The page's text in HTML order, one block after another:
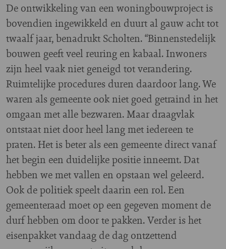
De ontwikkeling van een woningbouwproject is
bovendien ingewikkeld en duurt al gauw acht tot
twaalf jaar, benadrukt Scholten. “Binnenstedelijk
bouwen geeft veel reuring en kabaal. Inwoners
zijn heel vaak niet geneigd tot verandering.
Ruimtelijke procedures duren daardoor lang. We
waren als gemeente ook niet goed getraind in het
omgaan met alle bezwaren. Maar draagvlak
ontstaat niet door heel lang met iedereen te
praten. Het is beter als een gemeente direct vanaf
het begin een duidelijke positie inneemt. Dat
hebben we met vallen en opstaan wel geleerd.
Ook de politiek speelt daarin een rol. Een
gemeenteraad moet op een gegeven moment de
durf hebben om door te pakken. Verder is het
eisenpakket vandaag de dag ontzettend